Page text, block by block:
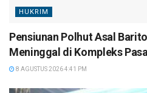
HUKRIM
Pensiunan Polhut Asal
Meninggal di Kompleks
8 AGUSTUS 2026 4:41 PM